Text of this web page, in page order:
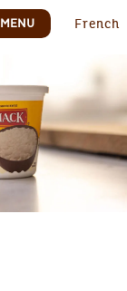
French
MENU